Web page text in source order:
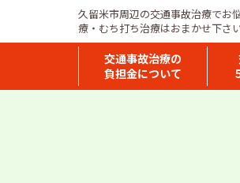
久留米市周辺の交通事故治療でお
療・むち打ち治療はおまかせ下さ
交通事故治療の
負担金について